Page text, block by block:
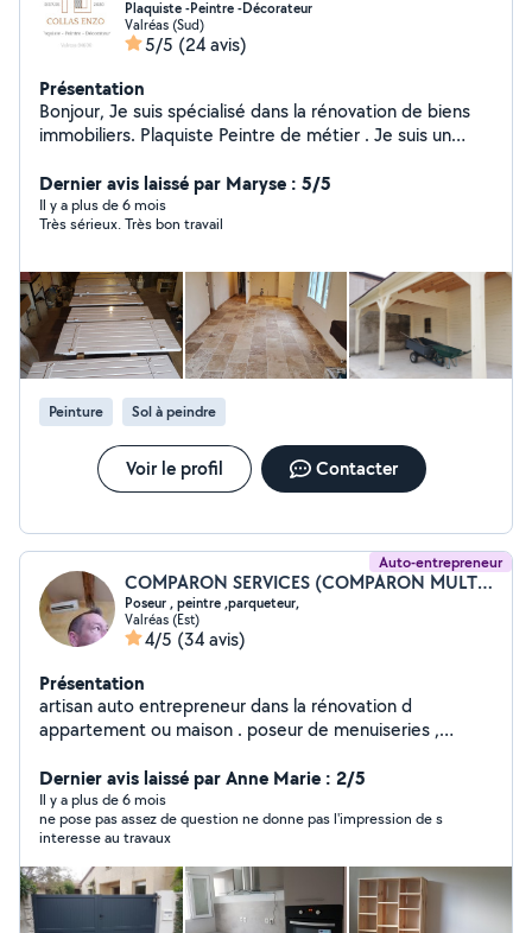
Plaquiste -Peintre -Décorateur
Valréas (Sud)
5/5 (24 avis)
Présentation
Bonjour, Je suis spécialisé dans la rénovation de biens
immobiliers. Plaquiste Peintre de métier . Je suis un
travaux. Pour les demandes de chantier de plus de 30
km consultez moi sur ma page google Cordialement
Collas Enzo
Dernier avis laissé par Maryse : 5/5
Il y a plus de 6 mois
Très sérieux. Très bon travail
Peinture Sol à peindre
Voir le profil Contacter
Auto-entrepreneur
COMPARON SERVICES (COMPARON MULTI SERVICES)
Poseur , peintre ,parqueteur,
Valréas (Est)
4/5 (34 avis)
Présentation
artisan auto entrepreneur dans la rénovation d
appartement ou maison . poseur de menuiseries ,
peinture interieure et exterieure plus de 10 ans d
expérience. travail soigné et bon prix
Dernier avis laissé par Anne Marie : 2/5
Il y a plus de 6 mois
ne pose pas assez de question ne donne pas l'impression de s
interesse au travaux